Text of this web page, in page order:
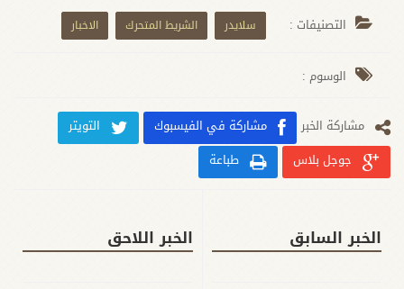
التصنيفات : سلايدر الشريط المتحرك الاخبار
الوسوم :
مشارکة الخبر مشاركة في الفيسبوك
التويتر
جوجل بلاس
طباعة
الخبر السابق الخبر اللاحق